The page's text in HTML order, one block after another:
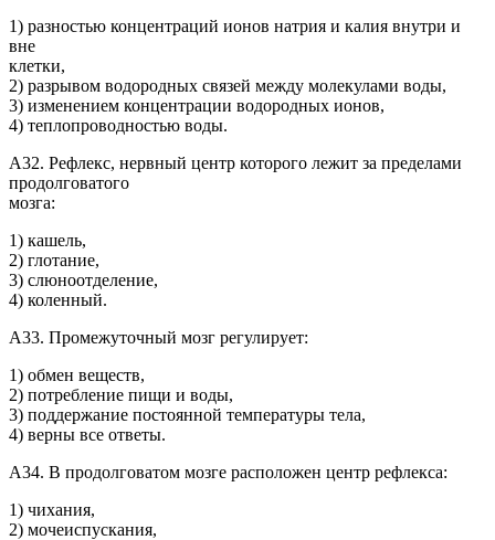
1) разностью концентраций ионов натрия и калия внутри и
вне
клетки,
2) разрывом водородных связей между молекулами воды,
3) изменением концентрации водородных ионов,
4) теплопроводностью воды.
А32. Рефлекс, нервный центр которого лежит за пределами
продолговатого
мозга:
1) кашель,
2) глотание,
3) слюноотделение,
4) коленный.
А33. Промежуточный мозг регулирует:
1) обмен веществ,
2) потребление пищи и воды,
3) поддержание постоянной температуры тела,
4) верны все ответы.
А34. В продолговатом мозге расположен центр рефлекса:
1) чихания,
2) мочеиспускания,